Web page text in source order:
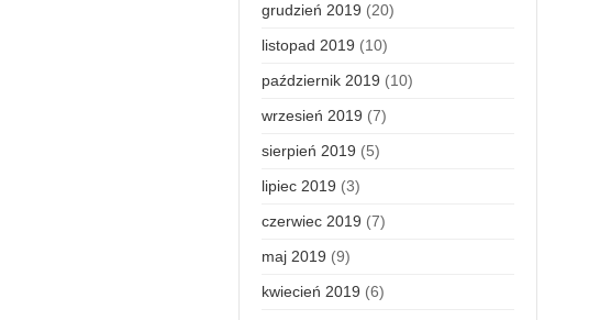
grudzień 2019 (20)
listopad 2019 (10)
październik 2019 (10)
wrzesień 2019 (7)
sierpień 2019 (5)
lipiec 2019 (3)
czerwiec 2019 (7)
maj 2019 (9)
kwiecień 2019 (6)